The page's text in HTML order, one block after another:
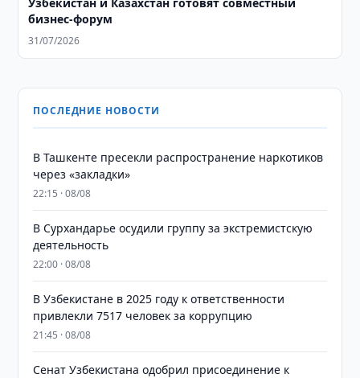
бизнес-форум
31/07/2026
ПОСЛЕДНИЕ НОВОСТИ
В Ташкенте пресекли распространение наркотиков
через «закладки»
22:15 · 08/08
В Сурхандарье осудили группу за экстремистскую
деятельность
22:00 · 08/08
В Узбекистане в 2025 году к ответственности
привлекли 7517 человек за коррупцию
21:45 · 08/08
Сенат Узбекистана одобрил присоединение к